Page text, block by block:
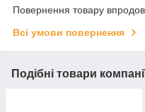
Повернення товару
Всі умови повернення
Подібні товари